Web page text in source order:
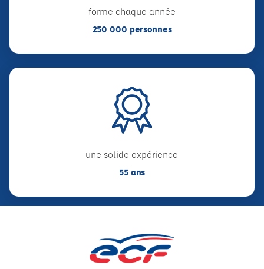
forme chaque année
250 000 personnes
une solide expérience
55 ans